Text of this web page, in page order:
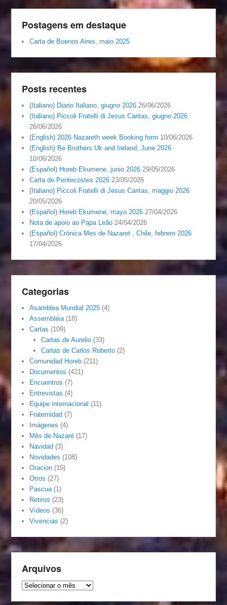
Postagens em destaque
Carta de Buenos Aires, maio 2025
Posts recentes
(Italiano) Diario Italiano, giugno 2026 26/06/2026
(Italiano) Piccoli Fratelli di Jesus Caritas, giugno 2026
26/06/2026
(English) 2026 Nazareth week Booking form 10/06/2026
(English) Be Brothers Uk and Ireland, June 2026
10/06/2026
(Español) Horeb Ekumene, junio 2026 29/05/2026
Carta de Pentecostes 2026 23/05/2026
(Italiano) Piccoli Fratelli di Jesus Caritas, maggio 2026
20/05/2026
(Español) Horeb Ekumene, mayo 2026 27/04/2026
Nota de apoio ao Papa Leão 24/04/2026
(Español) Crónica Mes de Nazaret , Chile, febrero 2026
17/04/2026
Categorias
Asamblea Mundial 2025 (4)
Assembléia (18)
Cartas (109)
Cartas de Aurelio(33)
Cartas de Carlos Roberto(2)
Comunidad Horeb (211)
Documentos (421)
Encuentros (7)
Entrevistas (4)
Equipe internacional (11)
Fraternidad (7)
Imágenes (4)
Mês de Nazaré (17)
Navidad (3)
Novidades (108)
Oracion (15)
Otros (27)
Pascua (1)
Retiros (23)
Vídeos (36)
Vivencias (2)
Arquivos
Arquivos